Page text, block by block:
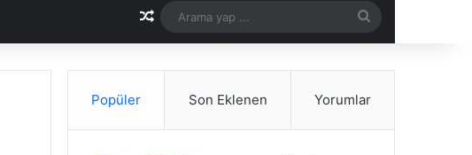
Rastgele Makale
yap
Popüler Son Eklenen Yorumlar